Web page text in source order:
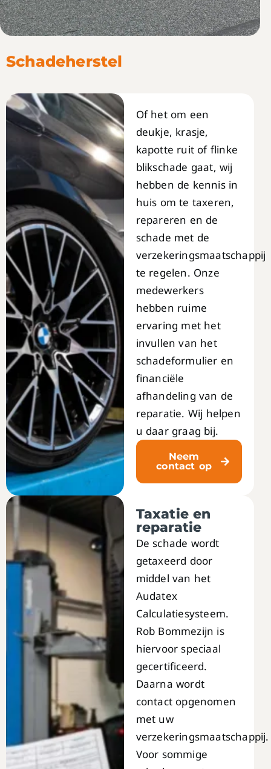
Schadeherstel
Of het om een
deukje, krasje,
kapotte ruit of flinke
blikschade gaat, wij
hebben de kennis in
huis om te taxeren,
repareren en de
schade met de
verzekeringsmaatschappij
te regelen. Onze
medewerkers
hebben ruime
ervaring met het
invullen van het
schadeformulier en
financiële
afhandeling van de
reparatie. Wij helpen
u daar graag bij.
Neem
contact op
Taxatie en
reparatie
De schade wordt
getaxeerd door
middel van het
Audatex
Calculatiesysteem.
Rob Bommezijn is
hiervoor speciaal
gecertificeerd.
Daarna wordt
contact opgenomen
met uw
verzekeringsmaatschappij.
Voor sommige